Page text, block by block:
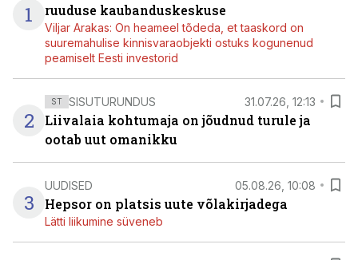
1
ruuduse kaubanduskeskuse
Viljar Arakas: On heameel tõdeda, et taaskord on
suuremahulise kinnisvaraobjekti ostuks kogunenud
peamiselt Eesti investorid
2
ST SISUTURUNDUS 31.07.26, 12:13
Liivalaia kohtumaja on jõudnud turule ja
ootab uut omanikku
3
UUDISED 05.08.26, 10:08
Hepsor on platsis uute võlakirjadega
Lätti liikumine süveneb